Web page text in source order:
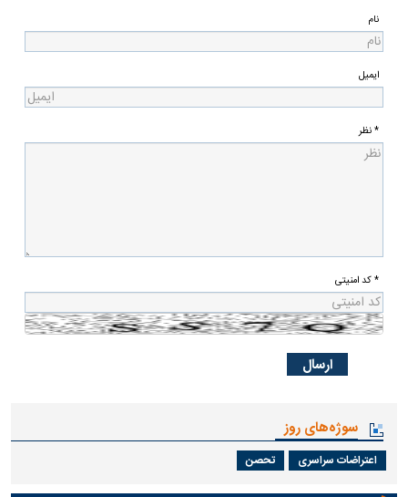
نام
ایمیل
* نظر
* کد امنیتی
سوژه‌های روز
اعتراضات سراسری تحصن